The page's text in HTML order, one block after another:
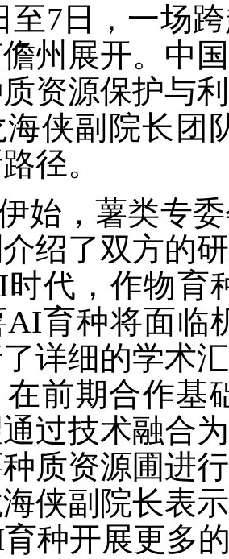
至7日，一场
州展开。中
资源保护与
侠副院长团
径。
始，薯类专
绍了双方的
代，作物育
育种将面临
详细的学术
前期合作基
过技术融合
质资源圃进
侠副院长表
种开展更多